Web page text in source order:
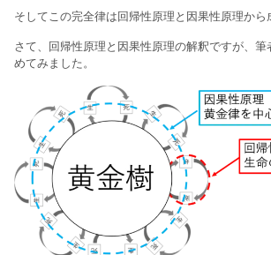
そしてこの完全律は回帰性原理と因果性原理から
さて、回帰性原理と因果性原理の解釈ですが、筆
めてみました。